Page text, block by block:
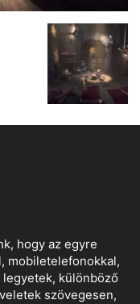
hogy az egyre
mobiletelefonokkal,
különböző
szövegesen,